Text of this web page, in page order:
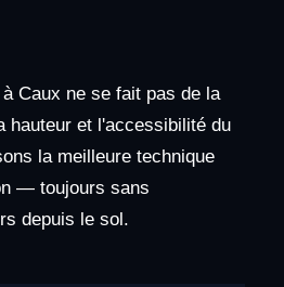
Caux ne se fait pas de la
hauteur et l'accessibilité du
la meilleure technique
— toujours sans
depuis le sol.